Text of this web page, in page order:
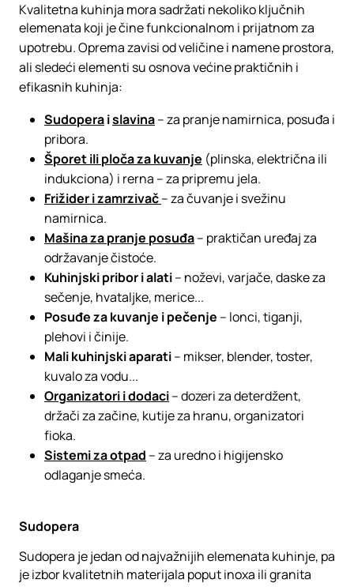
Kvalitetna kuhinja mora sadržati nekoliko ključnih
elemenata koji je čine funkcionalnom i prijatnom za
upotrebu. Oprema zavisi od veličine i namene prostora,
ali sledeći elementi su osnova većine praktičnih i
efikasnih kuhinja:
Sudoperaislavina– za pranje namirnica, posuđa i
pribora.
Šporet ili ploča za kuvanje (plinska, električna ili
indukciona) i rerna – za pripremu jela.
Frižider i zamrzivač– za čuvanje i svežinu
namirnica.
Mašina za pranje posuđa– praktičan uređaj za
održavanje čistoće.
Kuhinjski pribor i alati– noževi, varjače, daske za
sečenje, hvataljke, merice...
Posuđe za kuvanje i pečenje – lonci, tiganji,
plehovi i činije.
Mali kuhinjski aparati– mikser, blender, toster,
kuvalo za vodu...
Organizatori i dodaci– dozeri za deterdžent,
držači za začine, kutije za hranu, organizatori
fioka.
Sistemi za otpad – za uredno i higijensko
odlaganje smeća.
Sudopera
Sudopera je jedan od najvažnijih elemenata kuhinje, pa
je izbor kvalitetnih materijala poput inoxa ili granita